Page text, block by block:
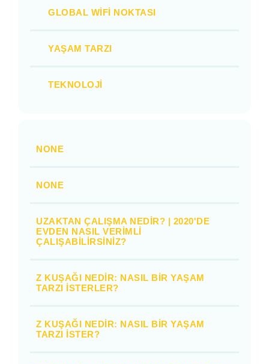
GLOBAL WIFI NOKTASI
YAŞAM TARZI
TEKNOLOJI
NONE
NONE
UZAKTAN ÇALIŞMA NEDIR? | 2020'DE
EVDEN NASIL VERIMLI
ÇALIŞABILIRSINIZ?
Z KUŞAĞI NEDIR: NASIL BIR YAŞAM
TARZI İSTERLER?
Z KUŞAĞI NEDIR: NASIL BIR YAŞAM
TARZI İSTER?